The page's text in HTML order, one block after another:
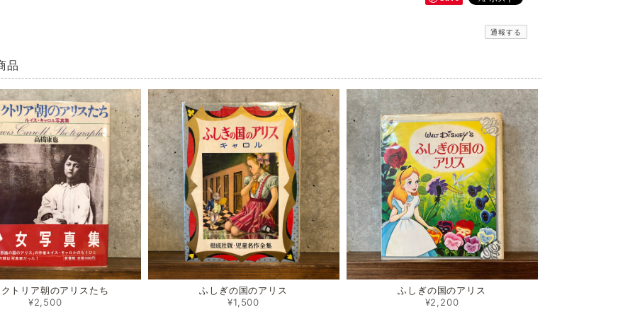
通報する
品
トリア朝のアリスたち
¥2,500
ふしぎの国のアリス
¥1,500
ふしぎの国のアリス
¥2,200